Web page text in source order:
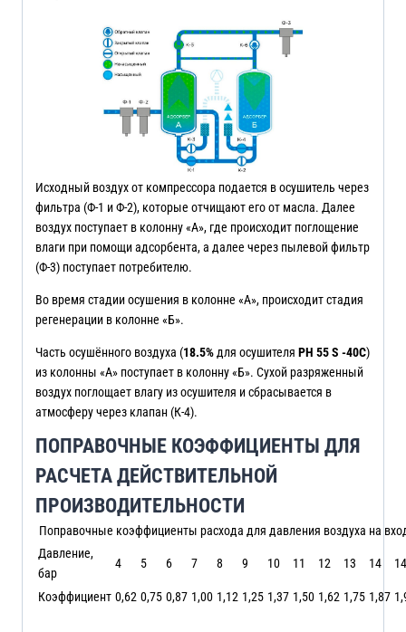
Исходный воздух от компрессора подается в осушитель через
фильтра (Ф-1 и Ф-2), которые отчищают его от масла. Далее
воздух поступает в колонну «А», где происходит поглощение
влаги при помощи адсорбента, а далее через пылевой фильтр
(Ф-3) поступает потребителю.
Во время стадии осушения в колонне «А», происходит стадия
регенерации в колонне «Б».
Часть осушённого воздуха (18.5% для осушителя PH 55 S -40C)
из колонны «А» поступает в колонну «Б». Сухой разряженный
воздух поглощает влагу из осушителя и сбрасывается в
атмосферу через клапан (К-4).
ПОПРАВОЧНЫЕ КОЭФФИЦИЕНТЫ ДЛЯ
РАСЧЕТА ДЕЙСТВИТЕЛЬНОЙ
ПРОИЗВОДИТЕЛЬНОСТИ
Поправочные коэффициенты расхода для давления воздуха на
Давление,
бар
4 5 6 7 8 9 10 11 12 13 14
Коэффициент 0,62 0,75 0,87 1,00 1,12 1,25 1,37 1,50 1,62 1,75 1,87